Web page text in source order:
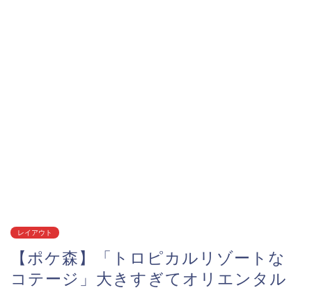
レイアウト
【ポケ森】「トロピカルリゾートな
コテージ」大きすぎてオリエンタル